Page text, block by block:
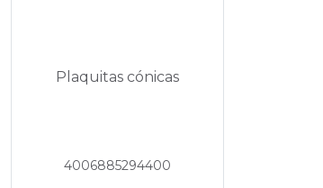
Plaquitas cónicas
4006885294400